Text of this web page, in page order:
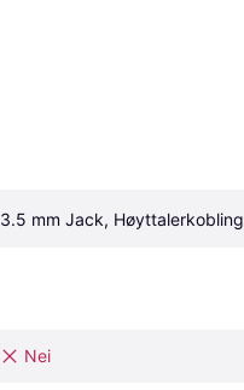
3.5 mm Jack, Høyttalerkobling
Nei